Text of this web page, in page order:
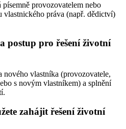
písemně provozovatelem nebo
vlastnického práva (např. dědictví)
postup pro řešení životní
nového vlastníka (provozovatele,
s novým vlastníkem) a splnění
zahájit řešení životní